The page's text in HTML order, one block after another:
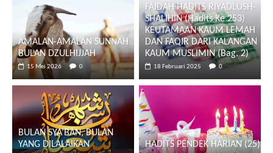
AMALAN-AMALAN SUNNAH
BULAN DZULHIJJAH
15 Mei 2026 0
FAIDAH HADITS RIYADLUSH-
SHALIHIN (Hadits Ke 253)
KEUTAMAAN KAUM LEMAH
DAN FAQIR DARI KALANGAN
KAUM MUSLIMIN (Bag. 2)
18 Februari 2025 0
BULAN SYA’BAN, BULAN
YANG DILALAIKAN
HADITS PENDEK HARIAN (25)